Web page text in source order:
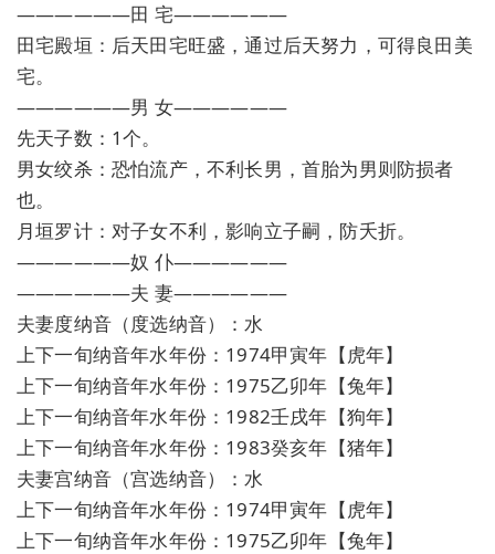
——————田 宅——————
田宅殿垣：后天田宅旺盛，通过后天努力，可得良田美
宅。
——————男 女——————
先天子数：1个。
男女绞杀：恐怕流产，不利长男，首胎为男则防损者
也。
月垣罗计：对子女不利，影响立子嗣，防夭折。
——————奴 仆——————
——————夫 妻——————
夫妻度纳音（度选纳音）：水
上下一旬纳音年水年份：1974甲寅年【虎年】
上下一旬纳音年水年份：1975乙卯年【兔年】
上下一旬纳音年水年份：1982壬戌年【狗年】
上下一旬纳音年水年份：1983癸亥年【猪年】
夫妻宫纳音（宫选纳音）：水
上下一旬纳音年水年份：1974甲寅年【虎年】
上下一旬纳音年水年份：1975乙卯年【兔年】